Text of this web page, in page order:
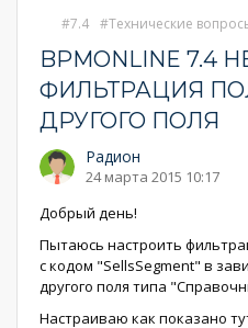
7.4 Технические
BPMONLINE 7.4
ФИЛЬТРАЦИЯ
ДРУГОГО ПОЛЯ
Радион
24 марта 2015 10:17
Добрый день!
Пытаюсь настроить
с кодом "SellsSegment" в
другого поля типа
Настраиваю как показано